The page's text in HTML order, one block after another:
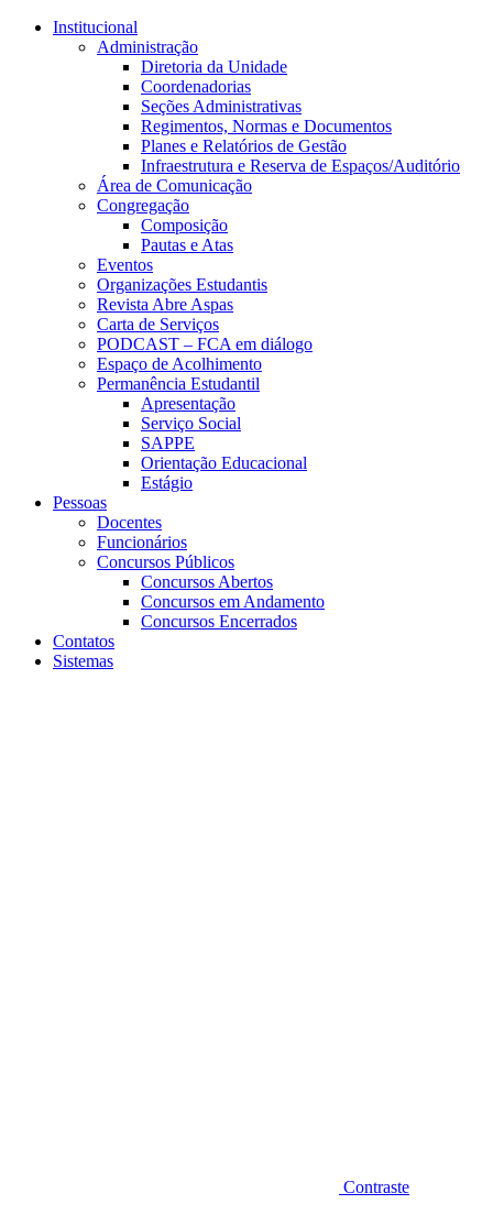
Conteúdo principal
Institucional
Administração
Diretoria da Unidade
Coordenadorias
Seções Administrativas
Regimentos, Normas e Documentos
Planes e Relatórios de Gestão
Infraestrutura e Reserva de Espaços/Auditório
Área de Comunicação
Congregação
Composição
Pautas e Atas
Eventos
Organizações Estudantis
Revista Abre Aspas
Carta de Serviços
PODCAST – FCA em diálogo
Espaço de Acolhimento
Permanência Estudantil
Apresentação
Serviço Social
SAPPE
Orientação Educacional
Estágio
Pessoas
Docentes
Funcionários
Concursos Públicos
Concursos Abertos
Concursos em Andamento
Concursos Encerrados
Contatos
Sistemas
Contraste